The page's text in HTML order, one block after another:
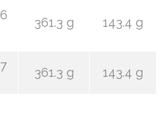
361.3 g 143.4 g
361.3 g 143.4 g